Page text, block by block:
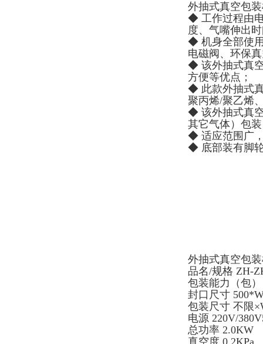
外抽式真空包
◆ 工作过程由
度、气嘴伸出
◆ 机身全部使
电磁阀、环保
◆ 该外抽式真
方便等优点；
◆ 此款外抽式
聚丙烯/聚乙烯
◆ 该外抽式真
其它气体）包
◆ 适应范围广
◆ 底部装有脚
外抽式真空包
品名/规格 ZH-
包装能力（包
封口尺寸
包装尺寸 不限
电源 220V/
总功率 2.0KW
真空度 0.2KPa